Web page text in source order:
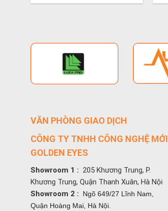
VĂN PHÒNG GIAO DỊCH
CÔNG TY TNHH CÔNG NGHỆ MỚI
GOLDEN EYES
Showroom 1 : 205 Khương Trung, P.
Khương Trung, Quận Thanh Xuân, Hà Nội
Showroom 2 :
Ngõ 649/27 Lĩnh Nam,
Quận Hoàng Mai, Hà Nội.